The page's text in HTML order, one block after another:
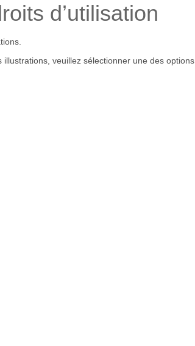
d’utilisation
veuillez sélectionner une des options